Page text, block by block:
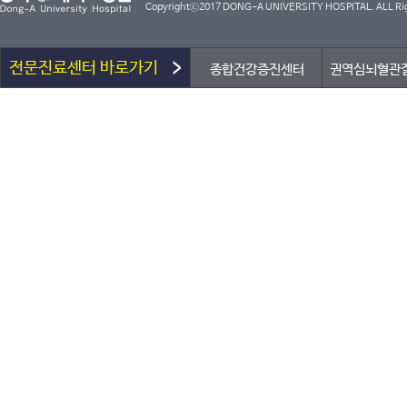
전문진료센터 바로가기 종합건강증진센터 권역심뇌혈관
Copyrightⓒ2017 DONG-A UNIVERSITY HOSPITAL. ALL